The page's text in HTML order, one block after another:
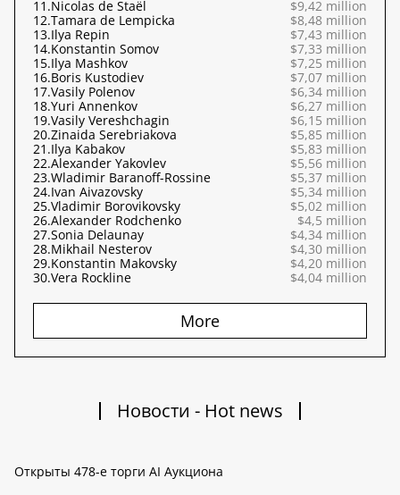
11.Nicolas de Staël
$9,42 million
12.Tamara de Lempicka
$8,48 million
13.Ilya Repin
$7,43 million
14.Konstantin Somov
$7,33 million
15.Ilya Mashkov
$7,25 million
16.Boris Kustodiev
$7,07 million
17.Vasily Polenov
$6,34 million
18.Yuri Annenkov
$6,27 million
19.Vasily Vereshchagin
$6,15 million
20.Zinaida Serebriakova
$5,85 million
21.Ilya Kabakov
$5,83 million
22.Alexander Yakovlev
$5,56 million
23.Wladimir Baranoff-Rossine
$5,37 million
24.Ivan Aivazovsky
$5,34 million
25.Vladimir Borovikovsky
$5,02 million
26.Alexander Rodchenko
$4,5 million
27.Sonia Delaunay
$4,34 million
28.Mikhail Nesterov
$4,30 million
29.Konstantin Makovsky
$4,20 million
30.Vera Rockline $4,04 million
More
Новости - Hot news
Открыты 478-е торги AI Аукциона